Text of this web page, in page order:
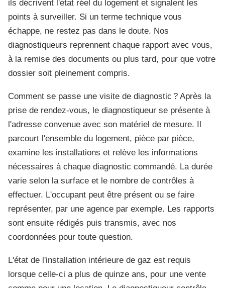
ils décrivent l'état réel du logement et signalent les
points à surveiller. Si un terme technique vous
échappe, ne restez pas dans le doute. Nos
diagnostiqueurs reprennent chaque rapport avec vous,
à la remise des documents ou plus tard, pour que votre
dossier soit pleinement compris.
Comment se passe une visite de diagnostic ? Après la
prise de rendez-vous, le diagnostiqueur se présente à
l'adresse convenue avec son matériel de mesure. Il
parcourt l'ensemble du logement, pièce par pièce,
examine les installations et relève les informations
nécessaires à chaque diagnostic commandé. La durée
varie selon la surface et le nombre de contrôles à
effectuer. L'occupant peut être présent ou se faire
représenter, par une agence par exemple. Les rapports
sont ensuite rédigés puis transmis, avec nos
coordonnées pour toute question.
L'état de l'installation intérieure de gaz est requis
lorsque celle-ci a plus de quinze ans, pour une vente